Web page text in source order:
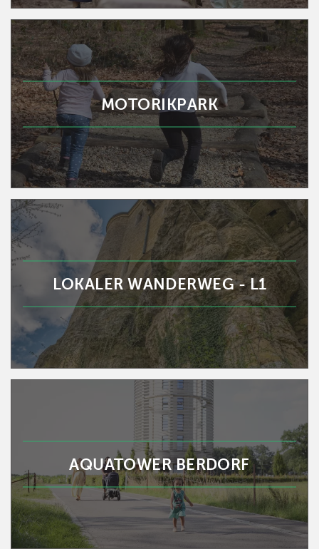
MOTORIKPARK
LOKALER WANDERWEG - L1
AQUATOWER BERDORF